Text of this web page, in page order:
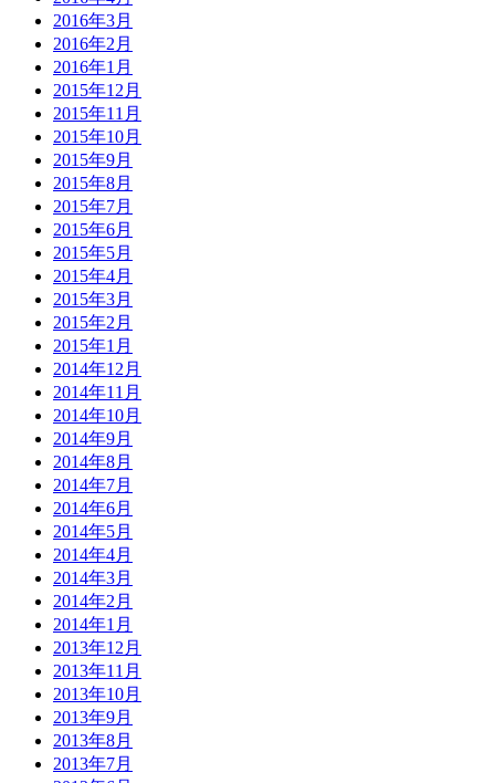
2016年3月
2016年2月
2016年1月
2015年12月
2015年11月
2015年10月
2015年9月
2015年8月
2015年7月
2015年6月
2015年5月
2015年4月
2015年3月
2015年2月
2015年1月
2014年12月
2014年11月
2014年10月
2014年9月
2014年8月
2014年7月
2014年6月
2014年5月
2014年4月
2014年3月
2014年2月
2014年1月
2013年12月
2013年11月
2013年10月
2013年9月
2013年8月
2013年7月